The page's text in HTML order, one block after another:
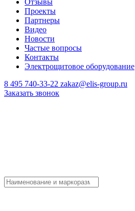
Отзывы
Проекты
Партнеры
Видео
Новости
Частые вопросы
Контакты
Электрощитовое оборудование
8 495 740-33-22 zakaz@elis-group.ru
Заказать звонок